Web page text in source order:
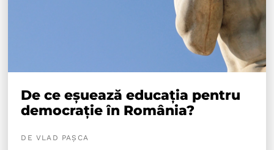
De ce eșuează educația pentru
democrație în România?
DE VLAD PAȘCA